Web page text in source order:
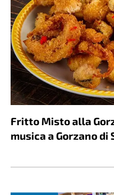
Fritto Misto alla
musica a Gorzano di